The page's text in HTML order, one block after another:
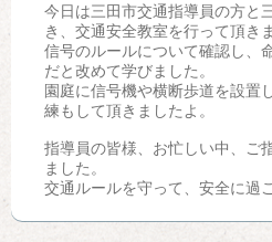
今日は三田市交通指導員の方と
き、交通安全教室を行って頂き
信号のルールについて確認し、
だと改めて学びました。
園庭に信号機や横断歩道を設置
練もして頂きましたよ。
指導員の皆様、お忙しい中、ご
ました。
交通ルールを守って、安全に過